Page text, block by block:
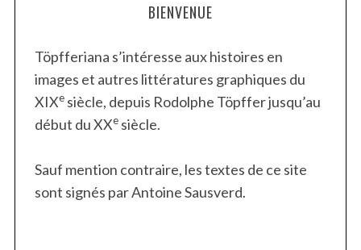
BIENVENUE
Töpfferiana s’intéresse aux histoires en
images et autres littératures graphiques du
XIXesiècle, depuis Rodolphe Töpffer jusqu’au
début du XXesiècle.
Sauf mention contraire, les textes de ce site
sont signés par Antoine Sausverd.